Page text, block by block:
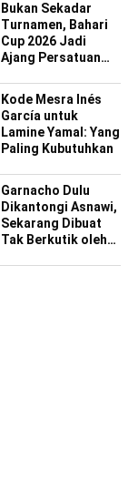
Bukan Sekadar
Turnamen, Bahari
Cup 2026 Jadi
Ajang Persatuan
Sinjai
Kode Mesra Inés
García untuk
Lamine Yamal: Yang
Paling Kubutuhkan
Garnacho Dulu
Dikantongi Asnawi,
Sekarang Dibuat
Tak Berkutik oleh